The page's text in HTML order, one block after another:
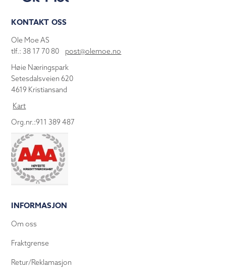
KONTAKT OSS
Ole Moe AS
tlf.: 38 17 70 80 post@olemoe.no
Høie Næringspark
Setesdalsveien 620
4619 Kristiansand
Kart
Org.nr.:911 389 487
INFORMASJON
Om oss
Fraktgrense
Retur/Reklamasjon